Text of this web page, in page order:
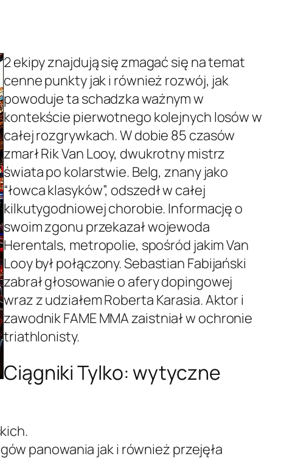
2 ekipy znajdują się zmagać się na temat
cenne punkty jak i również rozwój, jak
powoduje ta schadzka ważnym w
kontekście pierwotnego kolejnych losów w
całej rozgrywkach. W dobie 85 czasów
zmarł Rik Van Looy, dwukrotny mistrz
świata po kolarstwie. Belg, znany jako
“łowca klasyków”, odszedł w całej
kilkutygodniowej chorobie. Informację o
swoim zgonu przekazał wojewoda
Herentals, metropolie, spośród jakim Van
Looy był połączony. Sebastian Fabijański
zabrał głosowanie o afery dopingowej
wraz z udziałem Roberta Karasia. Aktor i
zawodnik FAME MMA zaistniał w ochronie
triathlonisty.
Ciągniki Tylko: wytyczne
panowania jak i również przejęła